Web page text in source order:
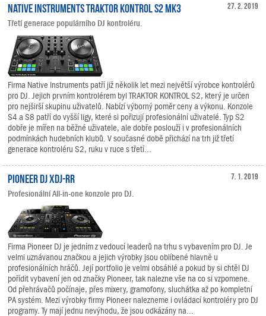
27. 2. 2019
Native Instruments TRAKTOR KONTROL S2 MK3
Třetí generace populárního DJ kontroléru.
Firma Native Instruments patří již několik let mezi největší výrobce kontrolérů
pro DJ. Jejich prvním kontrolérem byl TRAKTOR KONTROL S2, který je určen
pro nejširší skupinu uživatelů. Nabízí výborný poměr ceny a výkonu. Konzole
S4 a S8 patří do vyšší ligy, které si pořizují profesionální uživatelé. Typ S2
dobře je mířen na běžné uživatele, ale dobře poslouží i v profesionálních
podmínkách hudebních klubů. V současné době přichází na trh již třetí
generace kontroléru S2, ruku v ruce s třetí...
7. 1. 2019
Pioneer DJ XDJ-RR
Profesionální All-in-one konzole pro DJ.
Firma Pioneer DJ je jedním z vedoucí leaderů na trhu s vybavením pro DJ. Je
velmi uznávanou značkou a jejich výrobky jsou oblíbené hlavně u
profesionálních hráčů. Její portfolio je velmi obsáhlé a pokud by si chtěl DJ
pořídit vybavení jen od značky Pioneer, tak nalezne vše na co si vzpomene.
Od přehrávačů počínaje, přes mixery, gramofony, sluchátka až po kompletní
PA systém. Mezi výrobky firmy Pioneer nalezneme i ovládací kontroléry pro DJ
programy. Ty mají jednu nevýhodu, že jsou odkázány na...